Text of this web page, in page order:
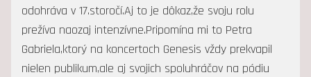
odohráva v 17.storočí.Aj to je dôkaz,že svoju rolu
prežíva naozaj intenzívne.Pripomína mi to Petra
Gabriela,ktorý na koncertoch Genesis vždy prekvapil
nielen publikum,ale aj svojich spoluhráčov na pódiu